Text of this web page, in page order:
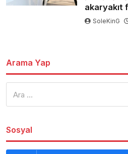
akaryakıt
SoleKinG
Arama Yap
Sosyal